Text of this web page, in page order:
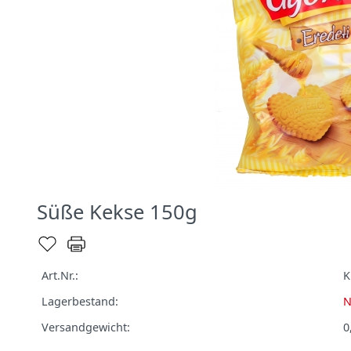
Süße Kekse 150g
Art.Nr.:
Lagerbestand:
Versandgewicht: